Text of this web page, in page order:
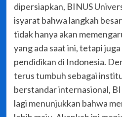
dipersiapkan, BINUS
isyarat bahwa langkah
tidak hanya akan
yang ada saat ini, tetapi
pendidikan di Indonesia.
terus tumbuh sebagai
berstandar internasional,
lagi menunjukkan bahwa